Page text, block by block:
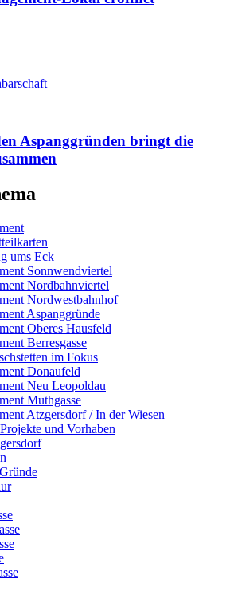
Aspanggründen bringt die
ums Eck
Sonnwendviertel
Nordbahnviertel
Nordwestbahnhof
Aspanggründe
Oberes Hausfeld
Berresgasse
im Fokus
Donaufeld
Neu Leopoldau
Muthgasse
Atzgersdorf / In der Wiesen
und Vorhaben